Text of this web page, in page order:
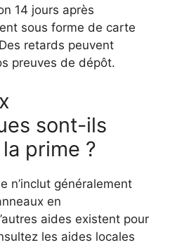
14 jours après
sous forme de carte
retards peuvent
preuves de dépôt.
sont-ils
prime ?
n’inclut généralement
en
aides existent pour
les aides locales